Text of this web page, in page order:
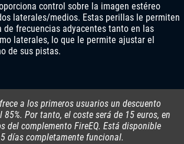
control sobre la imagen estéreo
laterales/medios. Estas perillas le permiten
de frecuencias adyacentes tanto en las
laterales, lo que le permite ajustar el
de sus pistas.
a los primeros usuarios un descuento
Por tanto, el coste será de 15 euros, en
del complemento FireEQ. Está disponible
días completamente funcional.